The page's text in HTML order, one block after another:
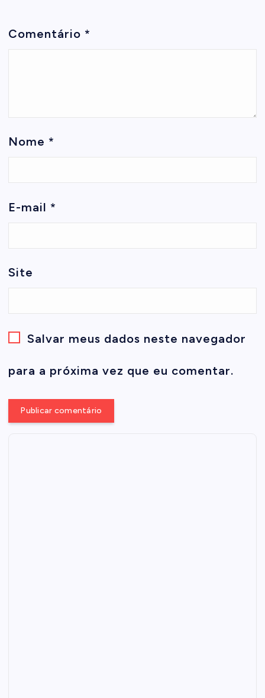
Comentário *
Nome *
E-mail *
Site
Salvar meus dados neste navegador
para a próxima vez que eu comentar.